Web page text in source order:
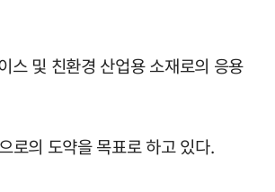
스 및 친환경 산업용 소재로의 응용
로의 도약을 목표로 하고 있다.